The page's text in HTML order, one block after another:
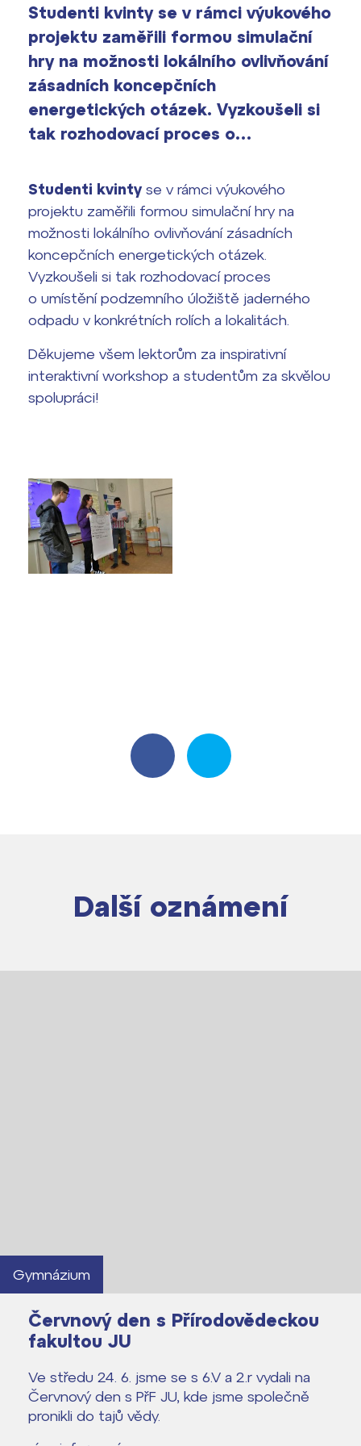
Výsledky 1. kola přijímacího řízení
2026/2027
Maturitní zkoušky
Europass
Zahraniční stipendia
ČAG studentský
Maturitní témata
Pomoc! Mám problém!
Harmonogram školního roku
Termíny maturit
vyhledávání
Bakaláři
Studenti kvinty se v rámci výukového
projektu zaměřili formou simulační
hry na možnosti lokálního ovlivňování
zásadních koncepčních
energetických otázek. Vyzkoušeli si
tak rozhodovací proces o…
Studenti kvinty se v rámci výukového
projektu zaměřili formou simulační hry na
možnosti lokálního ovlivňování zásadních
koncepčních energetických otázek.
Vyzkoušeli si tak rozhodovací proces
o umístění podzemního úložiště jaderného
odpadu v konkrétních rolích a lokalitách.
Děkujeme všem lektorům za inspirativní
interaktivní workshop a studentům za skvělou
spolupráci!
Další oznámení
Gymnázium
Červnový den s Přírodovědeckou
fakultou JU
Ve středu 24. 6. jsme se s 6.V a 2.r vydali na
Červnový den s PřF JU, kde jsme společně
pronikli do tajů vědy.